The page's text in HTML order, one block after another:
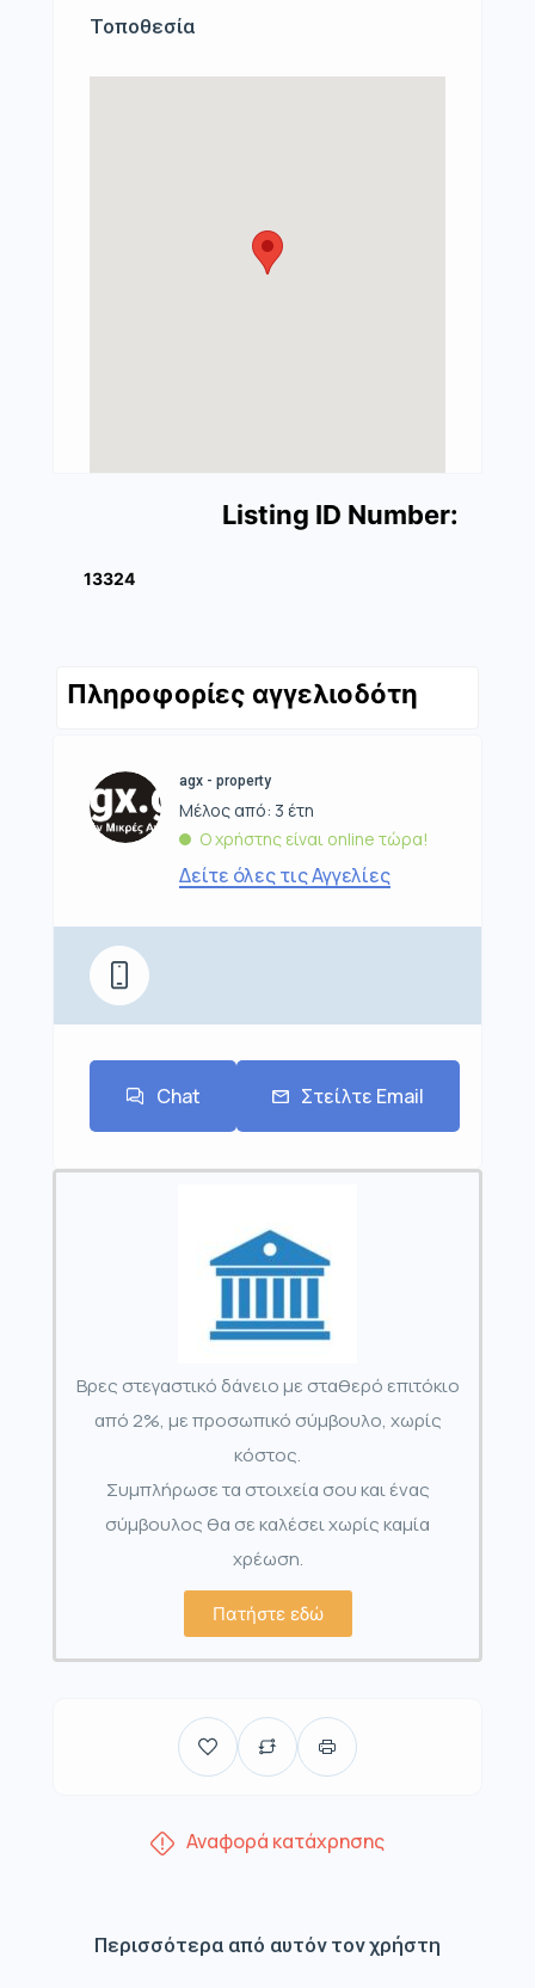
Τοποθεσία
Listing ID Number:
13324
Πληροφορίες αγγελιοδότη
agx - property
Μέλος από: 3 έτη
Ο χρήστης είναι online τώρα!
Δείτε όλες τις Αγγελίες
Chat Στείλτε Email
Βρες στεγαστικό δάνειο με σταθερό επιτόκιο
από 2%, με προσωπικό σύμβουλο, χωρίς
κόστος.
Συμπλήρωσε τα στοιχεία σου και ένας
σύμβουλος θα σε καλέσει χωρίς καμία
χρέωση.
Πατήστε εδώ
Αναφορά κατάχρησης
Περισσότερα από αυτόν τον χρήστη